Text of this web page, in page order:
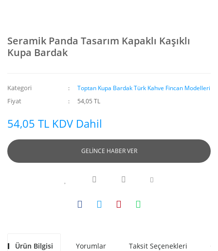
Seramik Panda Tasarım Kapaklı Kaşıklı
Kupa Bardak
Kategori Toptan Kupa Bardak Türk Kahve Fincan Modelleri
Fiyat 54,05 TL
54,05 TL KDV Dahil
GELİNCE HABER VER
Ürün Bilgisi Yorumlar Taksit Seçenekleri